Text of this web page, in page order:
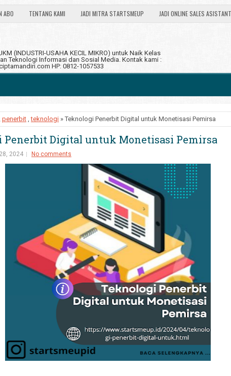
ABO TENTANG KAMI JADI MITRA STARTSMEUP JADI ONLINE SALES ASISTANT
(INDUSTRI-USAHA KECIL MIKRO) untuk Naik Kelas
Teknologi Informasi dan Sosial Media. Kontak kami :
HP: 0812-1057533
penerbit ,teknologi » Teknologi Penerbit Digital untuk Monetisasi Pemirsa
Penerbit Digital untuk Monetisasi Pemirsa
2024 No comments